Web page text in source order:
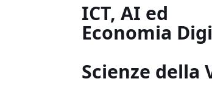
ICT, AI ed
Economia
Scienze della